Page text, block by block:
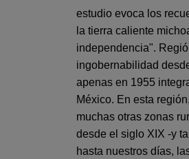
estudio evoca los
la tierra caliente
independencia".
ingobernabilidad
apenas en 1955
México. En esta
muchas otras zonas
desde el siglo XIX -y
hasta nuestros días,